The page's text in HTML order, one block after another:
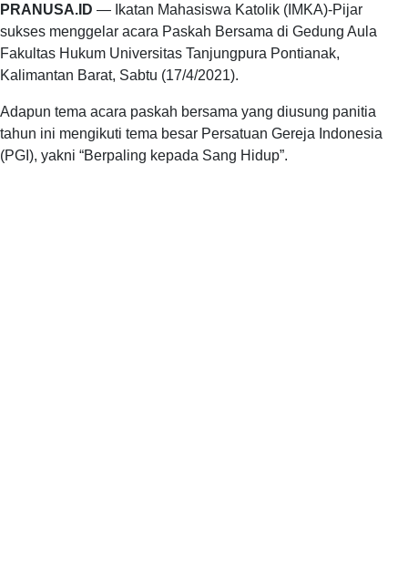
PRANUSA.ID — Ikatan Mahasiswa Katolik (IMKA)-Pijar
sukses menggelar acara Paskah Bersama di Gedung Aula
Fakultas Hukum Universitas Tanjungpura Pontianak,
Kalimantan Barat, Sabtu (17/4/2021).
Adapun tema acara paskah bersama yang diusung panitia
tahun ini mengikuti tema besar Persatuan Gereja Indonesia
(PGI), yakni “Berpaling kepada Sang Hidup”.